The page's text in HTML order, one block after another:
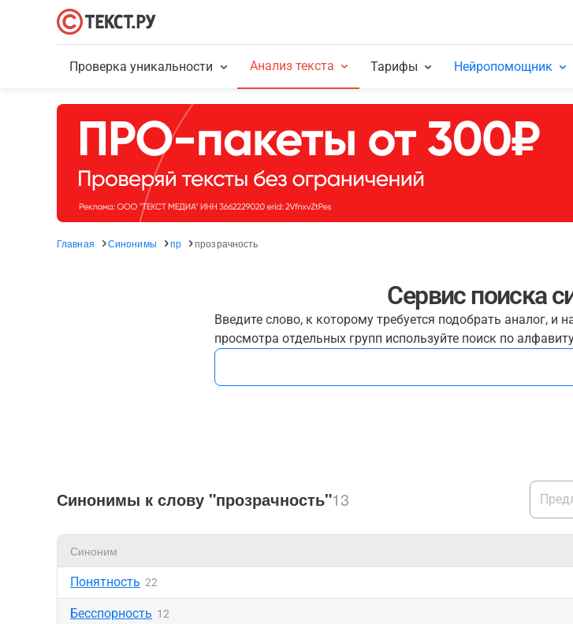
Проверка уникальности Анализ текста Тарифы Нейропомощник
Главная Синонимы пр прозрачность
Сервис поиска
Введите слово, к которому требуется подобрать аналог,
просмотра отдельных групп используйте поиск по
Синонимы к слову "прозрачность"13
Синоним
Понятность 22
Бесспорность 12